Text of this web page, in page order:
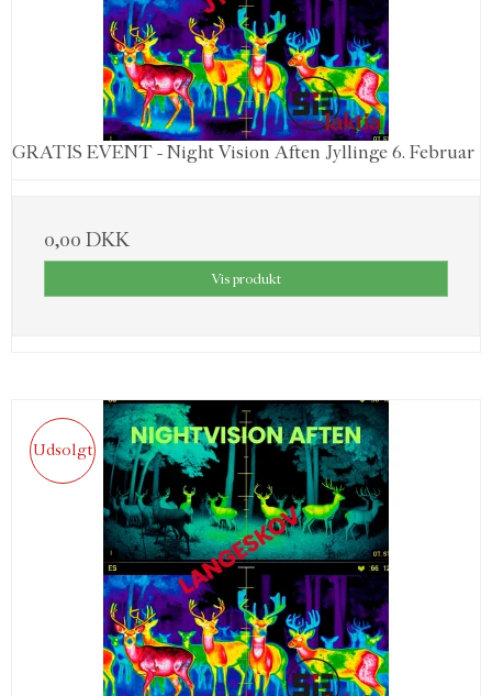
GRATIS EVENT - Night Vision Aften Jyllinge 6. Februar
0,00 DKK
Vis produkt
Udsolgt